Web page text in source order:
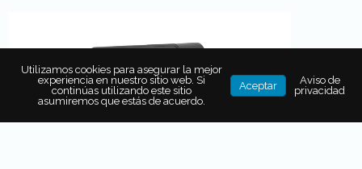
Utilizamos cookies para asegurar la mejor
experiencia en nuestro sitio web. Si
continúas utilizando este sitio
asumiremos que estás de acuerdo.
Aceptar
Aviso de
privacidad